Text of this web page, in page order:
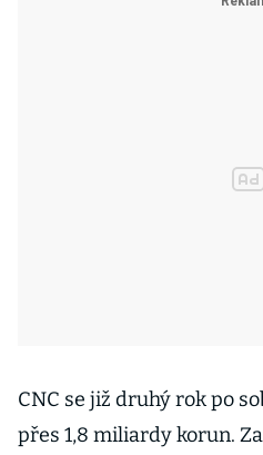
CNC se již druhý rok po
přes 1,8 miliardy korun.